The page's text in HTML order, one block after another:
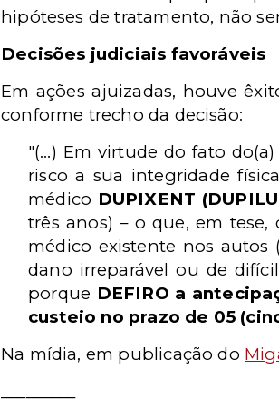
hipóteses de tratamento, não
Decisões judiciais favoráveis
Em ações ajuizadas, houve
conforme trecho da decisão:
"(…) Em virtude do fato
risco a sua integridade
médico DUPIXENT
três anos) – o que, em
médico existente nos
dano irreparável ou de
porque DEFIRO a
custeio no prazo de 05
Na mídia, em publicação do